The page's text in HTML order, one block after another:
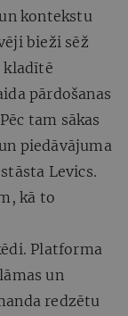
kontekstu
bieži sēž
kladītē
pārdošanas
tam sākas
piedāvājuma
Levics.
kā to
Platforma
un
redzētu